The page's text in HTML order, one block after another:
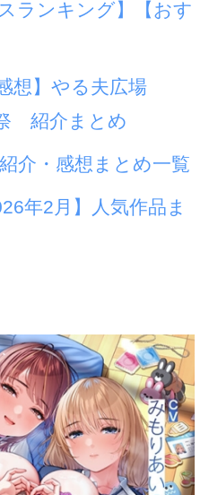
ランキング】【おす
想】やる夫広場
紹介まとめ
介・感想まとめ一覧
年2月】人気作品ま